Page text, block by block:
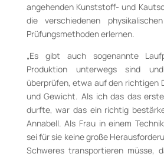
angehenden Kunststoff- und
die verschiedenen
Prüfungsmethoden erlernen.
„Es gibt auch sogenannte
Produktion unterwegs sind
überprüfen, etwa auf den richtigen
und Gewicht. Als ich das das
durfte, war das ein richtig
Annabell. Als Frau in einem
sei für sie keine große
Schweres transportieren müsse,